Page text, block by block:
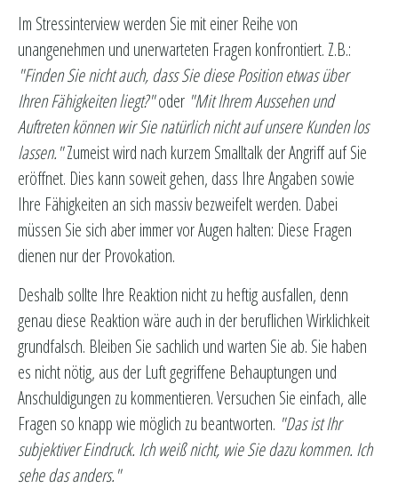
Im Stressinterview werden Sie mit einer Reihe von
unangenehmen und unerwarteten Fragen konfrontiert. Z.B.:
"Finden Sie nicht auch, dass Sie diese Position etwas über
Ihren Fähigkeiten liegt?"oder "Mit Ihrem Aussehen und
Auftreten können wir Sie natürlich nicht auf unsere Kunden los
lassen."Zumeist wird nach kurzem Smalltalk der Angriff auf Sie
eröffnet. Dies kann soweit gehen, dass Ihre Angaben sowie
Ihre Fähigkeiten an sich massiv bezweifelt werden. Dabei
müssen Sie sich aber immer vor Augen halten: Diese Fragen
dienen nur der Provokation.
Deshalb sollte Ihre Reaktion nicht zu heftig ausfallen, denn
genau diese Reaktion wäre auch in der beruflichen Wirklichkeit
grundfalsch. Bleiben Sie sachlich und warten Sie ab. Sie haben
es nicht nötig, aus der Luft gegriffene Behauptungen und
Anschuldigungen zu kommentieren. Versuchen Sie einfach, alle
Fragen so knapp wie möglich zu beantworten. "Das ist Ihr
subjektiver Eindruck. Ich weiß nicht, wie Sie dazu kommen. Ich
sehe das anders."